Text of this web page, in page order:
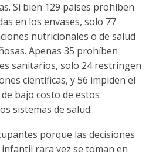
Si bien 129 países prohíben
en los envases, solo 77
nutricionales o de salud
Apenas 35 prohíben
sanitarios, solo 24 restringen
científicas, y 56 impiden el
bajo costo de estos
sistemas de salud.
porque las decisiones
rara vez se toman en